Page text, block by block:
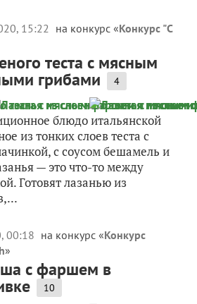
15:22 на конкурс «Конкурс "С
теста с мясным
грибами 4
блюдо итальянской
из тонких слоев теста с
с соусом бешамель и
— это что-то между
Готовят лазанью из
00:18 на конкурс «Конкурс
»
с фаршем в
10